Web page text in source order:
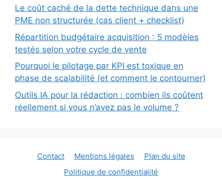
Le coût caché de la dette technique dans une
PME non structurée (cas client + checklist)
Répartition budgétaire acquisition : 5 modèles
testés selon votre cycle de vente
Pourquoi le pilotage par KPI est toxique en
phase de scalabilité (et comment le contourner)
Outils IA pour la rédaction : combien ils coûtent
réellement si vous n’avez pas le volume ?
Contact Mentions légales
Plan du site
Politique de confidentialité